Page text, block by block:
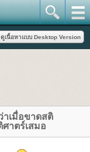
าเมื่อขาดสติ
าตร์เสมอ